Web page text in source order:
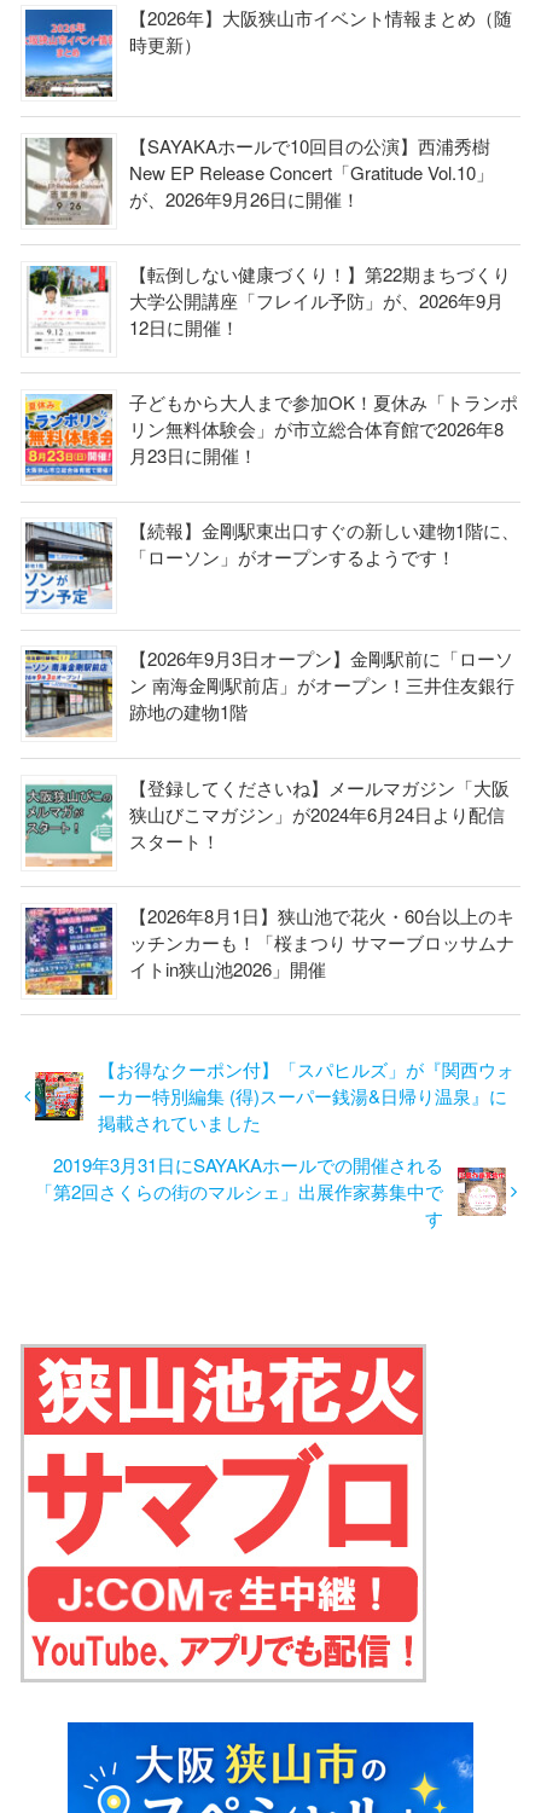
【2026年】大阪狭山市イベント情報まとめ（随
時更新）
【SAYAKAホールで10回目の公演】西浦秀樹
New EP Release Concert「Gratitude Vol.10」
が、2026年9月26日に開催！
【転倒しない健康づくり！】第22期まちづくり
大学公開講座「フレイル予防」が、2026年9月
12日に開催！
子どもから大人まで参加OK！夏休み「トランポ
リン無料体験会」が市立総合体育館で2026年8
月23日に開催！
【続報】金剛駅東出口すぐの新しい建物1階に、
「ローソン」がオープンするようです！
【2026年9月3日オープン】金剛駅前に「ローソ
ン 南海金剛駅前店」がオープン！三井住友銀行
跡地の建物1階
【登録してくださいね】メールマガジン「大阪
狭山びこマガジン」が2024年6月24日より配信
スタート！
【2026年8月1日】狭山池で花火・60台以上のキ
ッチンカーも！「桜まつり サマーブロッサムナ
イトin狭山池2026」開催
【お得なクーポン付】「スパヒルズ」が『関西ウォ
ーカー特別編集 (得)スーパー銭湯&日帰り温泉』に
掲載されていました
2019年3月31日にSAYAKAホールでの開催される
「第2回さくらの街のマルシェ」出展作家募集中で
す